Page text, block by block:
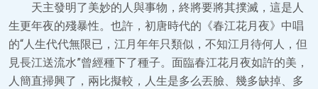
天主發明了美妙的人與事物，終將要將其撲滅，這是人
生更年夜的殘暴性。也許，初唐時代的《春江花月夜》中唱
的“人生代代無限已，江月年年只類似，不知江月待何人，但
見長江送流水”曾經種下了種子。面臨春江花月夜如許的美，
人簡直掃興了，兩比擬較，人生是多么丟臉、幾多缺掉、多